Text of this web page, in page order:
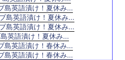
英語漬け！夏休み...
島英語漬け！夏休み...
島英語漬け！夏休み...
英語漬け！夏休み...
英語漬け！春休み...
英語漬け！春休み...